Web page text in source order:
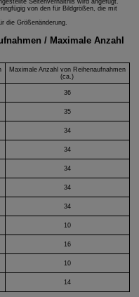
Seitenverhältnis wird angefügt.
von den für Bildgrößen, die mit
die Größenänderung.
/ Maximale Anzahl
Maximale Anzahl von Reihenaufnahmen
(ca.)
36
35
34
34
34
34
34
10
16
10
14